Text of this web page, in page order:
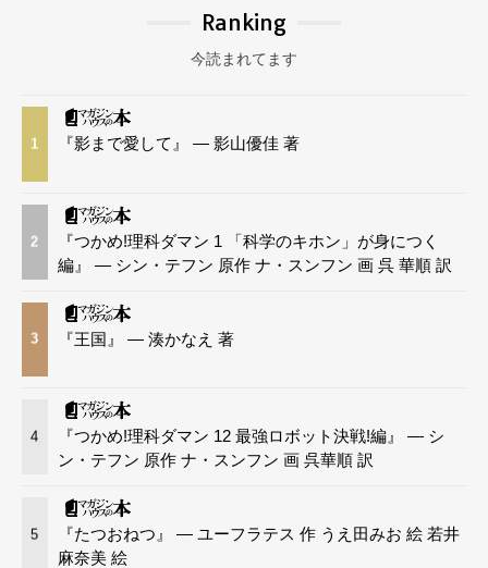
Ranking
今読まれてます
1 『影まで愛して』 — 影山優佳 著
2
『つかめ!理科ダマン 1 「科学のキホン」が身につく
編』 — シン・テフン 原作 ナ・スンフン 画 呉 華順 訳
3 『王国』 — 湊かなえ 著
4
『つかめ!理科ダマン 12 最強ロボット決戦!編』 — シ
ン・テフン 原作 ナ・スンフン 画 呉華順 訳
5
『たつおねつ』 — ユーフラテス 作 うえ田みお 絵 若井
麻奈美 絵